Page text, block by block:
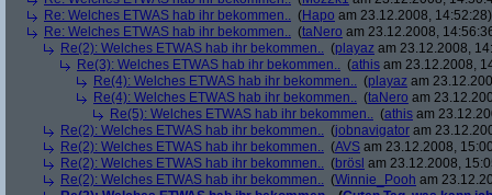
Re: Welches ETWAS hab ihr bekommen.. (Hapo am 23.12.2008, 14:52:28)
Re: Welches ETWAS hab ihr bekommen.. (taNero am 23.12.2008,
Re(2): Welches ETWAS hab ihr bekommen.. (playaz am 23.12.2008,
Re(3): Welches ETWAS hab ihr bekommen.. (athis am 23.12.2008,
Re(4): Welches ETWAS hab ihr bekommen.. (playaz am
Re(4): Welches ETWAS hab ihr bekommen.. (taNero am
Re(5): Welches ETWAS hab ihr bekommen.. (athis am
Re(2): Welches ETWAS hab ihr bekommen.. (jobnavigator am
Re(2): Welches ETWAS hab ihr bekommen.. (AVS am 23.12.2008,
Re(2): Welches ETWAS hab ihr bekommen.. (brösl am 23.12.2008,
Re(2): Welches ETWAS hab ihr bekommen.. (Winnie_Pooh am